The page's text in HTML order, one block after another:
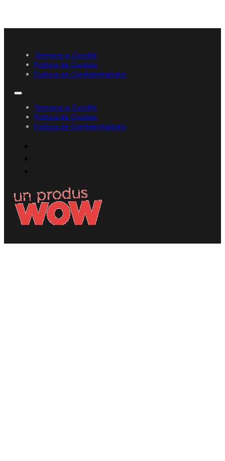
Termene și Condiții
Politica de Cookies
Politica de Confidențialitate
Termene și Condiții
Politica de Cookies
Politica de Confidențialitate